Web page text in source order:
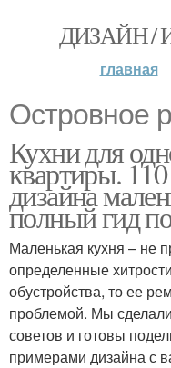
ДИЗАЙН /
главная
Островное
Кухни для
квартиры.
дизайна
полный гид
Маленькая кухня – не
определенные
обустройства, то ее
проблемой. Мы
советов и готовы
примерами дизайна с